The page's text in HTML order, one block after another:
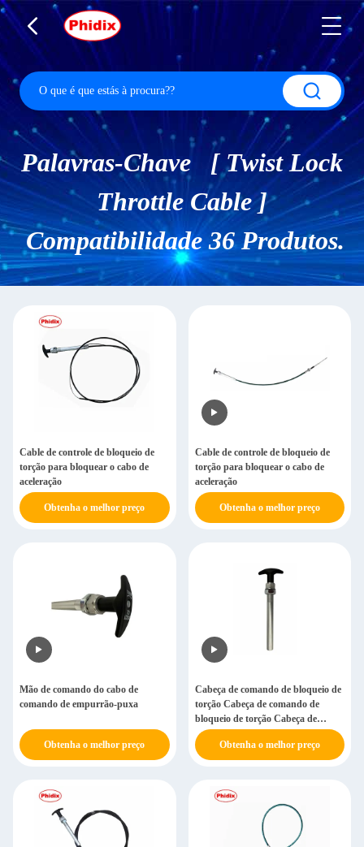
Palavras-Chave [ Twist Lock
Throttle Cable ]
Compatibilidade 36 Produtos.
Cable de controle de bloqueio de
torção para bloquear o cabo de
aceleração
Obtenha o melhor preço
Cable de controle de bloqueio de
torção para bloquear o cabo de
aceleração
Obtenha o melhor preço
Mão de comando do cabo de
comando de empurrão-puxa
Obtenha o melhor preço
Cabeça de comando de bloqueio de
torção Cabeça de comando de
bloqueio de torção Cabeça de
comando de empurrão-puxa
Obtenha o melhor preço